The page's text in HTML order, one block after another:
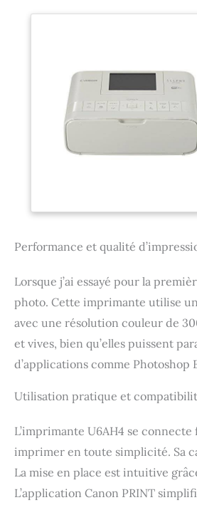
Performance et qualité
Lorsque j’ai essayé pour la
photo. Cette imprimante utilise
avec une résolution couleur de
et vives, bien qu’elles puissent
d’applications comme
Utilisation pratique et
L’imprimante U6AH4 se
imprimer en toute simplicité. Sa
La mise en place est intuitive
L’application Canon PRINT